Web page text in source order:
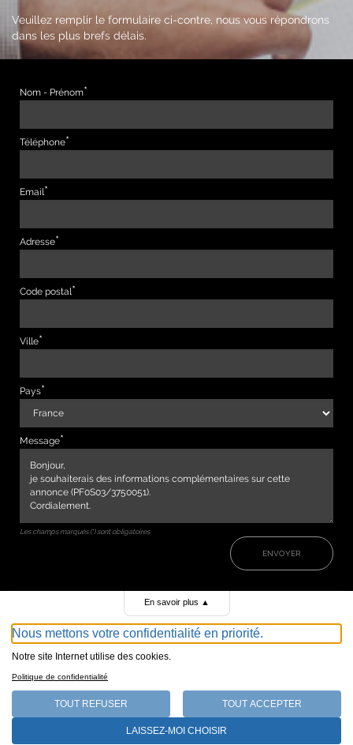
Veuillez remplir le formulaire ci-contre, nous vous répondrons
dans les plus brefs délais.
Nom - Prénom
Téléphone
Email
Adresse
Code postal
Ville
Pays
Message
Les champs marqués (*) sont obligatoires
ENVOYER
147, avenue de Malakoff 75116 Paris
En savoir plus ▲
Nous mettons votre confidentialité en priorité.
Notre site Internet utilise des cookies.
Politique de confidentialité
TOUT REFUSER TOUT ACCEPTER
LAISSEZ-MOI CHOISIR